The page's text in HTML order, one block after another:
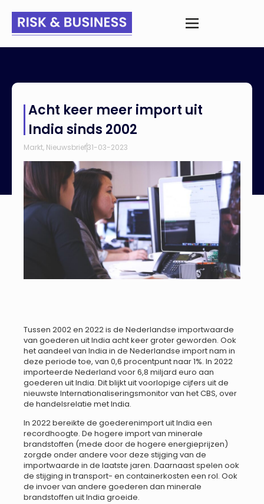
Acht keer meer import uit
India sinds 2002
Markt, Nieuwsbrief31-03-2023
Tussen 2002 en 2022 is de Nederlandse importwaarde
van goederen uit India acht keer groter geworden. Ook
het aandeel van India in de Nederlandse import nam in
deze periode toe, van 0,6 procentpunt naar 1%. In 2022
importeerde Nederland voor 6,8 miljard euro aan
goederen uit India. Dit blijkt uit voorlopige cijfers uit de
nieuwste Internationaliseringsmonitor van het CBS, over
de handelsrelatie met India.
In 2022 bereikte de goederenimport uit India een
recordhoogte. De hogere import van minerale
brandstoffen (mede door de hogere energieprijzen)
zorgde onder andere voor deze stijging van de
importwaarde in de laatste jaren. Daarnaast spelen ook
de stijging in transport- en containerkosten een rol. Ook
de invoer van andere goederen dan minerale
brandstoffen uit India groeide.